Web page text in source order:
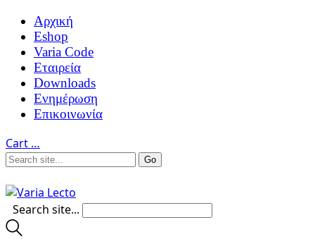
Αρχική
Eshop
Varia Code
Εταιρεία
Downloads
Ενημέρωση
Επικοινωνία
Cart …
Search site...